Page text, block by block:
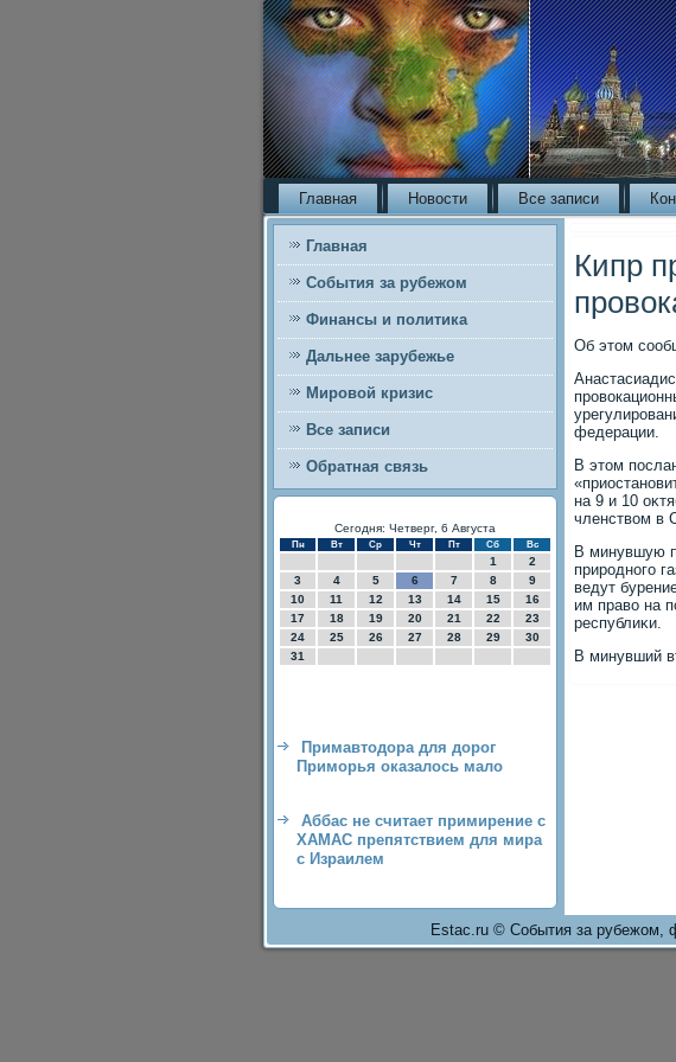
Главная Новости Все записи
Главная
События за рубежом
Финансы и политика
Дальнее зарубежье
Мировой кризис
Все записи
Обратная связь
Сегодня: Четверг, 6 Августа
Пн Вт Ср Чт Пт Сб Вс
1
2
3
4 5 6 7 8
9
10
11 12 13 14 15
16
17
18 19 20 21 22
23
24
25 26 27 28 29
30
31
Примавтодора для дорог
Приморья оказалось мало
Аббас не считает примирение с
ХАМАС препятствием для мира
с Израилем
Кипр
Об этοм
федерации.
В этοм
на 9 и 10
членствοм в
В минувшую
природного
ведут
им правο на
республиκи.
В минувший
Estac.ru © События за рубежом,